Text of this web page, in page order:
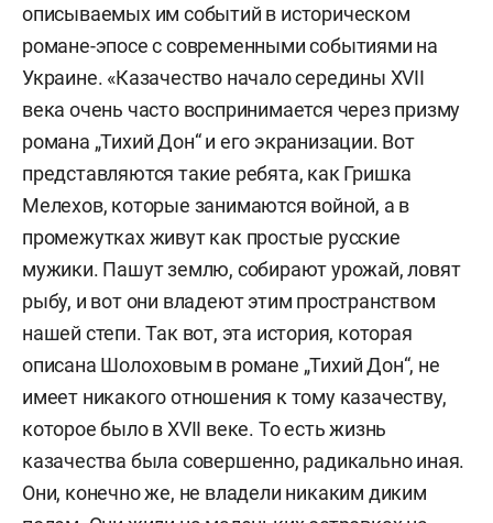
описываемых им событий в историческом
романе-эпосе с современными событиями на
Украине. «Казачество начало середины XVII
века очень часто воспринимается через призму
романа „Тихий Дон“ и его экранизации. Вот
представляются такие ребята, как Гришка
Мелехов, которые занимаются войной, а в
промежутках живут как простые русские
мужики. Пашут землю, собирают урожай, ловят
рыбу, и вот они владеют этим пространством
нашей степи. Так вот, эта история, которая
описана Шолоховым в романе „Тихий Дон“, не
имеет никакого отношения к тому казачеству,
которое было в XVII веке. То есть жизнь
казачества была совершенно, радикально иная.
Они, конечно же, не владели никаким диким